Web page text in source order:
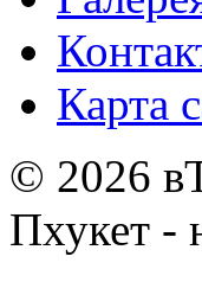
Карта
© 2026
Пхукет -